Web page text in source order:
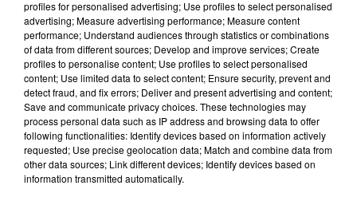
NOS IDÉES DE SORTIE POUR CE WEEK-END
Comme tous les vendredis, voici une petite sélection des
rendez-vous à ne pas manquer dans le coin. Que vous ayez
envie de voyager à l'autre bout du monde,...
profiles for personalised advertising; Use profiles to select personalised
advertising; Measure advertising performance; Measure content
performance; Understand audiences through statistics or combinations
of data from different sources; Develop and improve services; Create
profiles to personalise content; Use profiles to select personalised
content; Use limited data to select content; Ensure security, prevent and
detect fraud, and fix errors; Deliver and present advertising and content;
Save and communicate privacy choices. These technologies may
process personal data such as IP address and browsing data to offer
following functionalities: Identify devices based on information actively
requested; Use precise geolocation data; Match and combine data from
other data sources; Link different devices; Identify devices based on
information transmitted automatically.